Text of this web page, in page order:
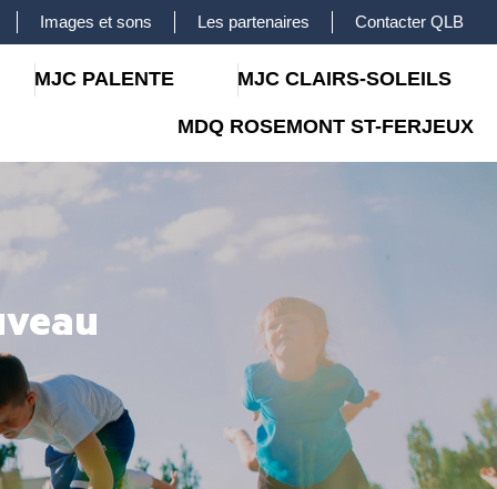
Images et sons Les partenaires Contacter QLB
MJC PALENTE MJC CLAIRS-SOLEILS
MDQ ROSEMONT ST-FERJEUX